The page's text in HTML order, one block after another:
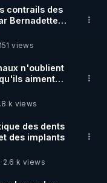
de méditation et
code
contrails des
Bernadette
151 views
n'oublient
aiment…
k views
des dents
des implants
2.6 k views